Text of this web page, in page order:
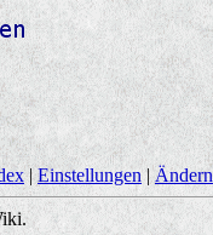
|Einstellungen |Ändern